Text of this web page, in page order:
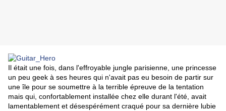
Il était une fois, dans l'effroyable jungle parisienne, une princesse
un peu geek à ses heures qui n'avait pas eu besoin de partir sur
une île pour se soumettre à la terrible épreuve de la tentation
mais qui, confortablement installée chez elle durant l'été, avait
lamentablement et désespérément craqué pour sa dernière lubie